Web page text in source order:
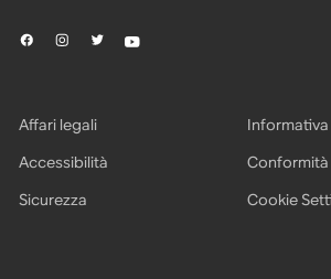
Affari legali
Accessibilità
Conformità
Sicurezza
Cookie